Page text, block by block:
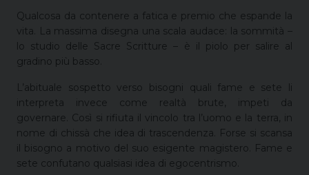
Qualcosa da contenere a fatica e premio che espande la
vita. La massima disegna una scala audace: la sommità –
lo studio delle Sacre Scritture – è il piolo per salire al
gradino più basso.
L’abituale sospetto verso bisogni quali fame e sete li
interpreta invece come realtà brute, impeti da
governare. Così si rifiuta il vincolo tra l’uomo e la terra, in
nome di chissà che idea di trascendenza. Forse si scansa
il bisogno a motivo del suo esigente magistero. Fame e
sete confutano qualsiasi idea di egocentrismo.